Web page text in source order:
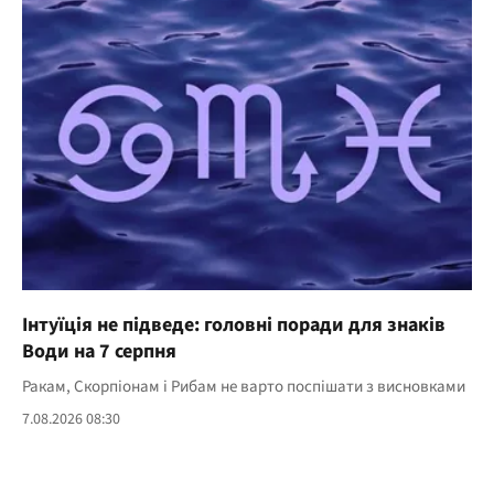
Інтуїція не підведе: головні поради для знаків
Води на 7 серпня
Ракам, Скорпіонам і Рибам не варто поспішати з висновками
7.08.2026 08:30